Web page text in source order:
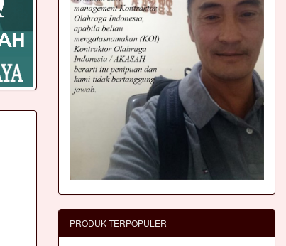
PRODUK TERPOPULER